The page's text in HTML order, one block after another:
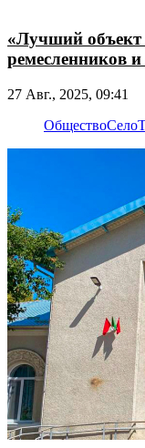
«Лучший объект
ремесленников
27 Авг., 2025, 09:41
ОбществоСело